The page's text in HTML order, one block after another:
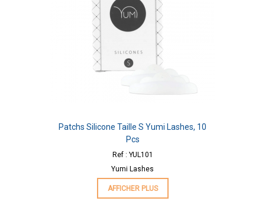
Patchs Silicone Taille S Yumi Lashes, 10
Pcs
Ref : YUL101
Yumi Lashes
AFFICHER PLUS